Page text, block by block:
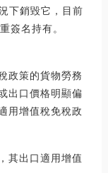
下銷毀它，目前
簽名持有。
政策的貨物勞務
出口價格明顯偏
用增值稅免稅政
其出口適用增值